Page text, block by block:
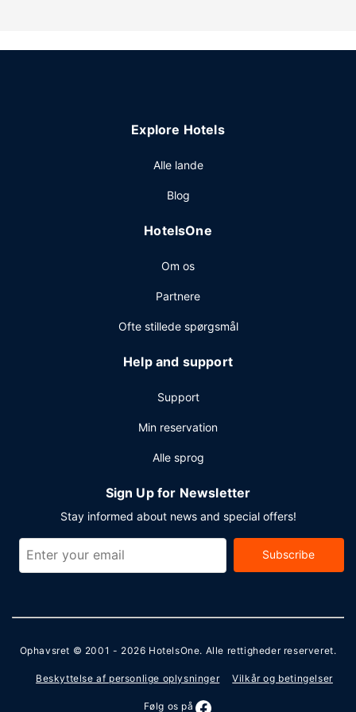
Explore Hotels
Alle lande
Blog
HotelsOne
Om os
Partnere
Ofte stillede spørgsmål
Help and support
Support
Min reservation
Alle sprog
Sign Up for Newsletter
Stay informed about news and special offers!
Subscribe
Ophavsret © 2001 - 2026 HotelsOne. Alle rettigheder reserveret.
Beskyttelse af personlige oplysninger Vilkår og betingelser
Følg os på